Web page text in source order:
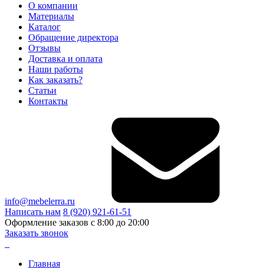
О компании
Материалы
Каталог
Обращение директора
Отзывы
Доставка и оплата
Наши работы
Как заказать?
Статьи
Контакты
info@mebelerra.ru
Написать нам 8 (920) 921-61-51
Оформление заказов с 8:00 до 20:00
Заказать звонок
Главная